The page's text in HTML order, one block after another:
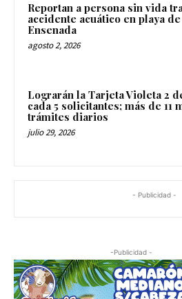
Reportan a persona sin vida
accidente acuático en playa de
Ensenada
agosto 2, 2026
Lograrán la Tarjeta Violeta 2
cada 5 solicitantes; más de 11
trámites diarios
julio 29, 2026
- Publicidad -
-Publicidad -